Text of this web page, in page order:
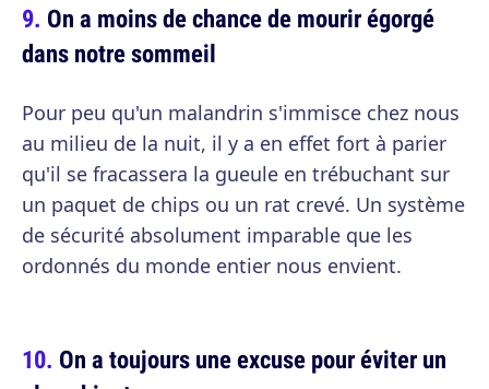
On a moins de chance de mourir égorgé
dans notre sommeil
Pour peu qu'un malandrin s'immisce chez nous
au milieu de la nuit, il y a en effet fort à parier
qu'il se fracassera la gueule en trébuchant sur
un paquet de chips ou un rat crevé. Un système
de sécurité absolument imparable que les
ordonnés du monde entier nous envient.
On a toujours une excuse pour éviter un